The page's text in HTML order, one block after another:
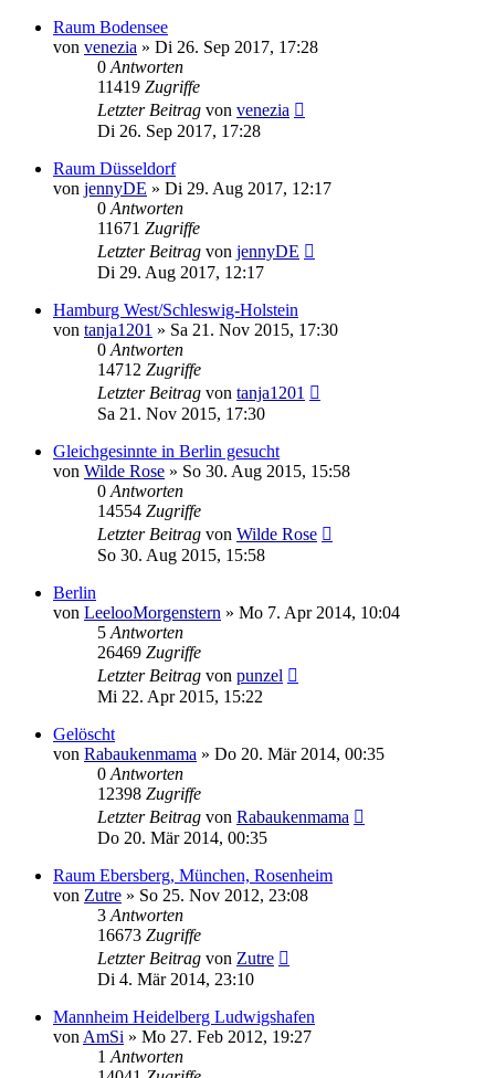
Raum Bodensee
von venezia » Di 26. Sep 2017, 17:28
0 Antworten
11419 Zugriffe
Letzter Beitrag von venezia
Di 26. Sep 2017, 17:28
Raum Düsseldorf
von jennyDE » Di 29. Aug 2017, 12:17
0 Antworten
11671 Zugriffe
Letzter Beitrag von jennyDE
Di 29. Aug 2017, 12:17
Hamburg West/Schleswig-Holstein
von tanja1201 » Sa 21. Nov 2015, 17:30
0 Antworten
14712 Zugriffe
Letzter Beitrag von tanja1201
Sa 21. Nov 2015, 17:30
Gleichgesinnte in Berlin gesucht
von Wilde Rose » So 30. Aug 2015, 15:58
0 Antworten
14554 Zugriffe
Letzter Beitrag von Wilde Rose
So 30. Aug 2015, 15:58
Berlin
von LeelooMorgenstern » Mo 7. Apr 2014, 10:04
5 Antworten
26469 Zugriffe
Letzter Beitrag von punzel
Mi 22. Apr 2015, 15:22
Gelöscht
von Rabaukenmama » Do 20. Mär 2014, 00:35
0 Antworten
12398 Zugriffe
Letzter Beitrag von Rabaukenmama
Do 20. Mär 2014, 00:35
Raum Ebersberg, München, Rosenheim
von Zutre » So 25. Nov 2012, 23:08
3 Antworten
16673 Zugriffe
Letzter Beitrag von Zutre
Di 4. Mär 2014, 23:10
Mannheim Heidelberg Ludwigshafen
von AmSi » Mo 27. Feb 2012, 19:27
1 Antworten